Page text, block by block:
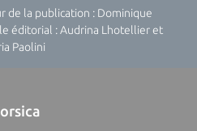
la publication : Dominique
éditorial : Audrina Lhotellier et
Paolini